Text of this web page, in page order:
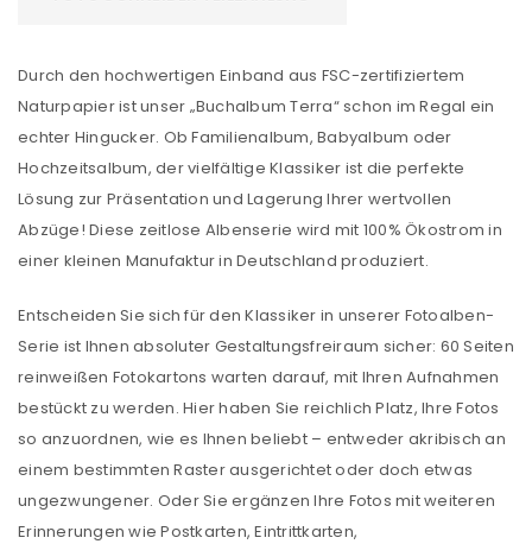
Durch den hochwertigen Einband aus FSC-zertifiziertem
Naturpapier ist unser „Buchalbum Terra“ schon im Regal ein
echter Hingucker. Ob Familienalbum, Babyalbum oder
Hochzeitsalbum, der vielfältige Klassiker ist die perfekte
Lösung zur Präsentation und Lagerung Ihrer wertvollen
Abzüge! Diese zeitlose Albenserie wird mit 100% Ökostrom in
einer kleinen Manufaktur in Deutschland produziert.
Entscheiden Sie sich für den Klassiker in unserer Fotoalben-
Serie ist Ihnen absoluter Gestaltungsfreiraum sicher: 60 Seiten
reinweißen Fotokartons warten darauf, mit Ihren Aufnahmen
bestückt zu werden. Hier haben Sie reichlich Platz, Ihre Fotos
so anzuordnen, wie es Ihnen beliebt – entweder akribisch an
einem bestimmten Raster ausgerichtet oder doch etwas
ungezwungener. Oder Sie ergänzen Ihre Fotos mit weiteren
Erinnerungen wie Postkarten, Eintrittkarten,